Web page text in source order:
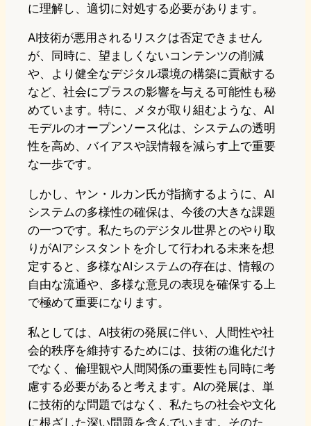
に理解し、適切に対処する必要があります。
AI技術が悪用されるリスクは否定できません
が、同時に、望ましくないコンテンツの削減
や、より健全なデジタル環境の構築に貢献する
など、社会にプラスの影響を与える可能性も秘
めています。特に、メタが取り組むような、AI
モデルのオープンソース化は、システムの透明
性を高め、バイアスや誤情報を減らす上で重要
な一歩です。
しかし、ヤン・ルカン氏が指摘するように、AI
システムの多様性の確保は、今後の大きな課題
の一つです。私たちのデジタル世界とのやり取
りがAIアシスタントを介して行われる未来を想
定すると、多様なAIシステムの存在は、情報の
自由な流通や、多様な意見の表現を確保する上
で極めて重要になります。
私としては、AI技術の発展に伴い、人間性や社
会的秩序を維持するためには、技術の進化だけ
でなく、倫理観や人間関係の重要性も同時に考
慮する必要があると考えます。AIの発展は、単
に技術的な問題ではなく、私たちの社会や文化
に根ざした深い問題を含んでいます。そのた